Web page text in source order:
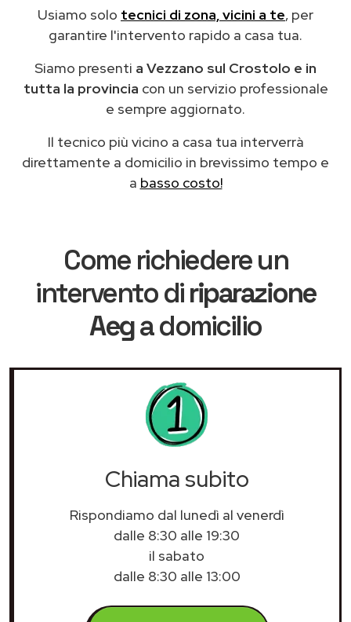
Usiamo solo tecnici di zona, vicini a te, per
garantire l'intervento rapido a casa tua.
Siamo presenti a Vezzano sul Crostolo e in
tutta la provincia con un servizio professionale
e sempre aggiornato.
Il tecnico più vicino a casa tua interverrà
direttamente a domicilio in brevissimo tempo e
a basso costo!
Come richiedere un
intervento diriparazione
Aega domicilio
Chiama subito
Rispondiamo dal lunedì al venerdì
dalle 8:30 alle 19:30
il sabato
dalle 8:30 alle 13:00